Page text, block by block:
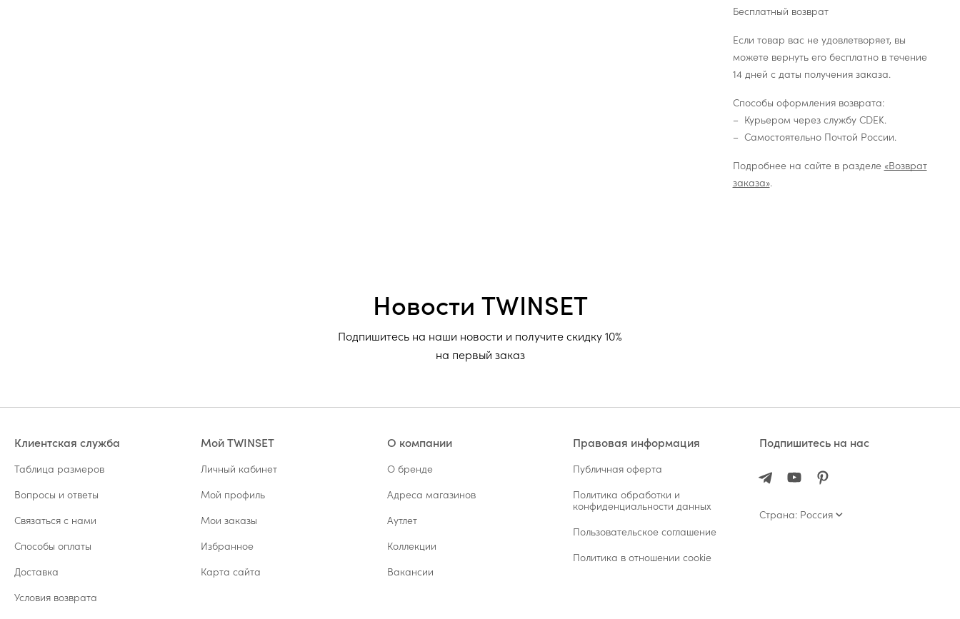
Бесплатный возврат
Если товар вас не удовлетворяет, вы
можете вернуть его бесплатно в течение
14 дней с даты получения заказа.
Способы оформления возврата:
Курьером через службу CDEK.
Самостоятельно Почтой России.
Подробнее на сайте в разделе «Возврат
заказа».
Новости TWINSET
Подпишитесь на наши новости и получите скидку 10%
на первый заказ
Клиентская служба
Таблица размеров
Вопросы и ответы
Связаться с нами
Способы оплаты
Доставка
Условия возврата
Мой TWINSET
Личный кабинет
Мой профиль
Мои заказы
Избранное
Карта сайта
О компании
О бренде
Адреса магазинов
Аутлет
Коллекции
Вакансии
Правовая информация
Публичная оферта
Политика обработки и
конфиденциальности данных
Пользовательское соглашение
Политика в отношении cookie
Подпишитесь на нас
Страна: Россия